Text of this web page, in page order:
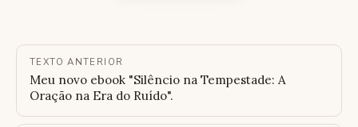
TEXTO ANTERIOR
Meu novo ebook "Silêncio na Tempestade: A
Oração na Era do Ruído".